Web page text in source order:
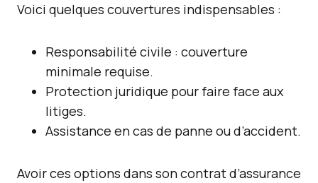
Voici quelques couvertures indispensables :
Responsabilité civile : couverture
minimale requise.
Protection juridique pour faire face aux
litiges.
Assistance en cas de panne ou d’accident.
Avoir ces options dans son contrat d’assurance